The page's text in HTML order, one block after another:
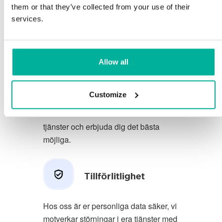
them or that they’ve collected from your use of their
services.
Allow all
Customize
Vi har en trevlig och kunnig
tjänster.
Vi strävar efter att överträfa dina
förstklassig service. Vi lär oss av din
feedback så att vi kan förbättra våra
tjänster och erbjuda dig det bästa
möjliga.
Tillförlitlighet
Hos oss är er personliga data säker, vi
motverkar störningar i era tjänster med